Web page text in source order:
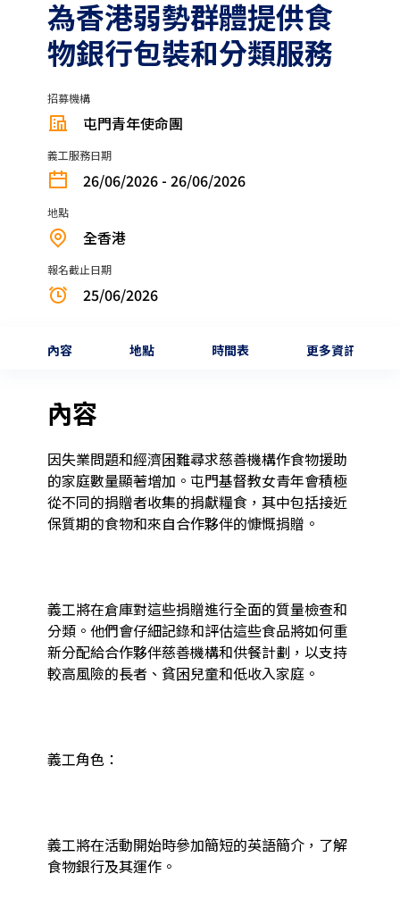
為香港弱勢群體提供食
物銀行包裝和分類服務
招募機構
屯門青年使命團
義工服務日期
26/06/2026 - 26/06/2026
地點
全香港
報名截止日期
25/06/2026
內容 地點 時間表 更多資訊
內容
因失業問題和經濟困難尋求慈善機構作食物援助
的家庭數量顯著增加。屯門基督教女青年會積極
從不同的捐贈者收集的捐獻糧食，其中包括接近
保質期的食物和來自合作夥伴的慷慨捐贈。
義工將在倉庫對這些捐贈進行全面的質量檢查和
分類。他們會仔細記錄和評估這些食品將如何重
新分配給合作夥伴慈善機構和供餐計劃，以支持
較高風險的長者、貧困兒童和低收入家庭。
義工角色：
義工將在活動開始時參加簡短的英語簡介，了解
食物銀行及其運作。